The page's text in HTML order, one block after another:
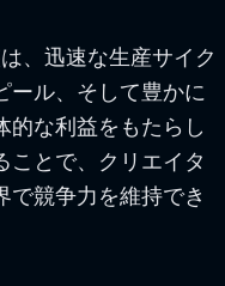
、迅速な生産サイク
ール、そして豊かに
的な利益をもたらし
ことで、クリエイタ
で競争力を維持でき